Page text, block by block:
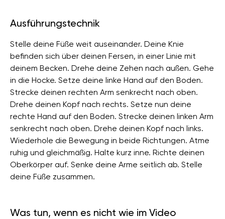
Ausführungstechnik
Stelle deine Füße weit auseinander. Deine Knie
befinden sich über deinen Fersen, in einer Linie mit
deinem Becken. Drehe deine Zehen nach außen. Gehe
in die Hocke. Setze deine linke Hand auf den Boden.
Strecke deinen rechten Arm senkrecht nach oben.
Drehe deinen Kopf nach rechts. Setze nun deine
rechte Hand auf den Boden. Strecke deinen linken Arm
senkrecht nach oben. Drehe deinen Kopf nach links.
Wiederhole die Bewegung in beide Richtungen. Atme
ruhig und gleichmäßig. Halte kurz inne. Richte deinen
Oberkörper auf. Senke deine Arme seitlich ab. Stelle
deine Füße zusammen.
Was tun, wenn es nicht wie im Video